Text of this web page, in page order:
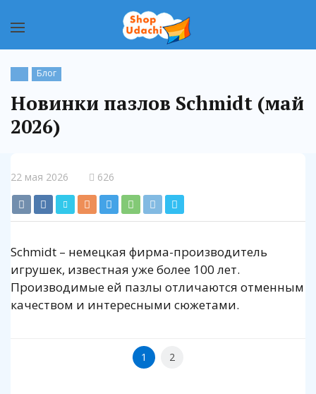
Блог
Новинки пазлов Schmidt (май
2026)
22 мая 2026 626
Schmidt – немецкая фирма-производитель
игрушек, известная уже более 100 лет.
Производимые ей пазлы отличаются отменным
качеством и интересными сюжетами.
1 2